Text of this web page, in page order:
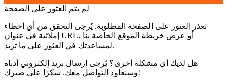
لم يتم العثور على الصفحة
تعذر العثور على الصفحة المطلوبة. يُرجى التحقق من أي أخطاء
إملائية في عنوان URL، أو عرض خريطة الموقع الخاصة بنا
لمساعدتك في العثور على ما تريد.
هل لديك أي مشكلة أخرى؟ يُرجى إرسال بريد إلكتروني أدناه
وسنعاود التواصل معك. شكرًا على صبرك!